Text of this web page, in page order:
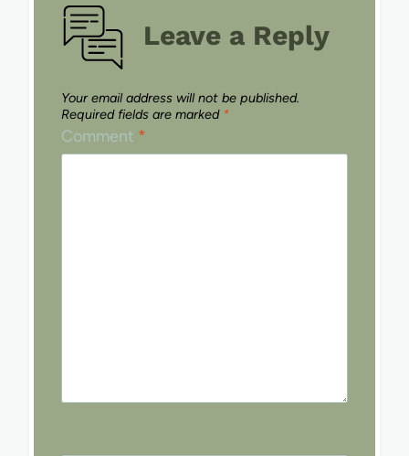
Leave a Reply
Your email address will not be published.
Required fields are marked *
Comment *